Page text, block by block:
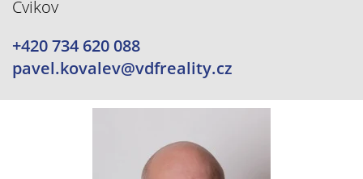
Cvikov
+420 734 620 088
pavel.kovalev@vdfreality.cz